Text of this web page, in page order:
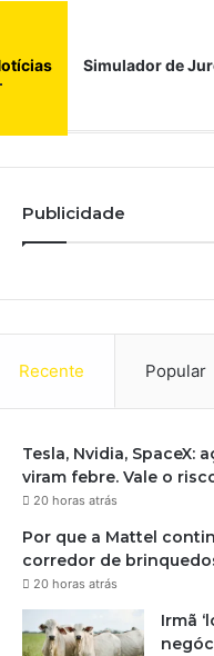
Simulador de
Publicidade
Recente Popular
Tesla, Nvidia, SpaceX:
viram febre. Vale o
20 horas atrás
Por que a Mattel
corredor de
20 horas atrás
Irmã